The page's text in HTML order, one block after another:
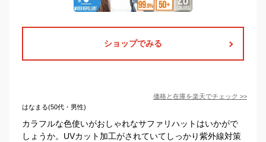
ショップでみる
価格と在庫を楽天でチェック >>
はなまる(50代・男性)
カラフルな色使いがおしゃれなサファリハットはいかがで
しょうか。UVカット加工がされていてしっかり紫外線対策